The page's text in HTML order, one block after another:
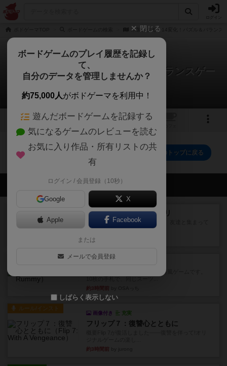
木製メタモン14変化！パズル＆バランス
木製メタモン14変化！パズル＆バランスゲー
ム
0件の動画
木製メタモン14変化！パズル＆バランスゲームのトップに戻る
会員の新しい投稿
ナンジャモンジャ・ミドリ
私は吃音を持っているのですが、友達と集まって
このゲームをした際、3ゲー...
約2時間前
トランプで遊べる2人対戦の麻雀風ゲームです。
約3時間前
ルール/インスト
画像付き 充実
フリップ７：復讐心とともに
約3時間前
閉じる
ボードゲームのプレイ履歴を記録し
て、
自分のデータを管理しませんか？
約75,000人がボドゲーマを利用中！
遊んだボードゲームを記録する
気になるゲームのレビューを読む
お気に入り作品・所有リストの共
有
ログイン / 会員登録（10秒）
Google X
Apple Facebook
または
メールで会員登録
しばらく表示しない